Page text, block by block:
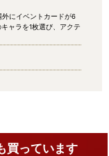
外にイベントカードが6
ャラを1枚選び、アクテ
買っています